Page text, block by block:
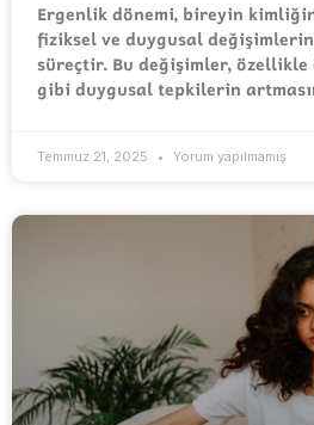
Ergenlik dönemi, bireyin
fiziksel ve duygusal
süreçtir. Bu değişimler, özellikle
gibi duygusal tepkilerin
Temmuz 21, 2025 Yorum yapılmamış